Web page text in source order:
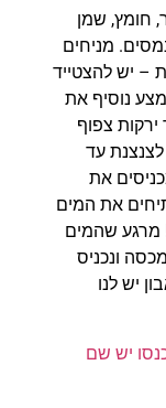
חומץ, שמן
מניחים
– יש להצטייד
נוסיף את
ירקות צפוף
עד
את
את המים
מרגע שהמים
את המכסה ונכניס
יש לנו
יש שם